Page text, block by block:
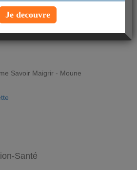
de Moune et ne jetez plus les fanes
!
Savoir Maigrir - Moune
Santé
Je decouvre